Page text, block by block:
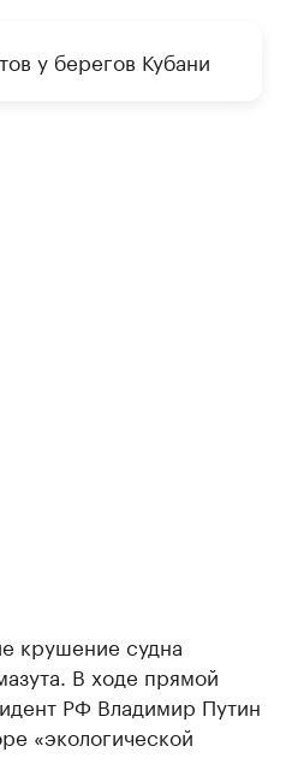
у берегов Кубани
крушение судна
В ходе прямой
РФ Владимир Путин
«экологической